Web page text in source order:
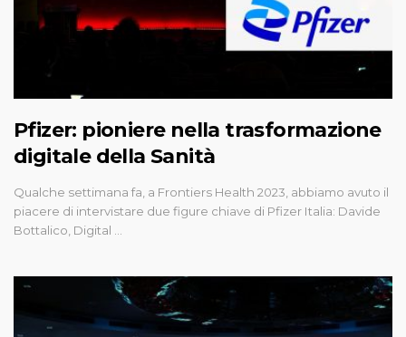
Pfizer: pioniere nella trasformazione
digitale della Sanità
Qualche settimana fa, a Frontiers Health 2023, abbiamo avuto il
piacere di intervistare due figure chiave di Pfizer Italia: Davide
Bottalico, Digital …